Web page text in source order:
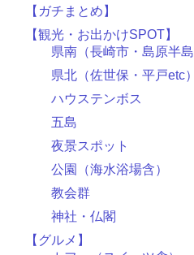
【ガチまとめ】
【観光・お出かけSPOT】
県南（長崎市・島原半島
県北（佐世保・平戸etc）
ハウステンボス
五島
夜景スポット
公園（海水浴場含）
教会群
神社・仏閣
【グルメ】